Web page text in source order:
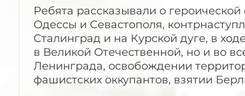
Ребята рассказывали о
Одессы и Севастополя,
Сталинград и на Курской дуге, в
в Великой Отечественной, но и во
Ленинграда, освобождении
фашистских оккупантов, взятии